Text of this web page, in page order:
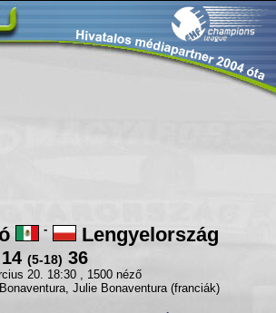
- Lengyelország
14 (5-18) 36
20. 18:30 , 1500 néző
Julie Bonaventura (franciák)